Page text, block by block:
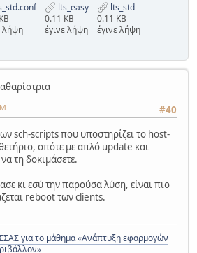
λήψη
lts_easy
0.11 KB
έγινε λήψη
lts_std
0.11 KB
έγινε λήψη
#40
sch-scripts που υποστηρίζει το host-
οπότε με απλό update και
τη δοκιμάσετε.
κι εσύ την παρούσα λύση, είναι πιο
reboot των clients.
για το μάθημα «Ανάπτυξη εφαρμογών